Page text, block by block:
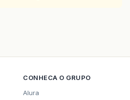
CONHECA O GRUPO
Alura